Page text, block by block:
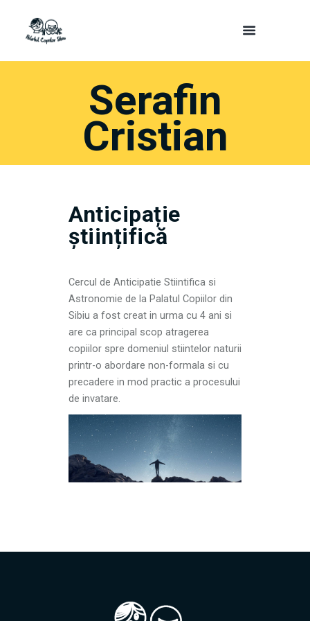
Serafin
Cristian
Anticipație
științifică
Cercul de Anticipatie Stiintifica si
Astronomie de la Palatul Copiilor din
Sibiu a fost creat in urma cu 4 ani si
are ca principal scop atragerea
copiilor spre domeniul stiintelor naturii
printr-o abordare non-formala si cu
precadere in mod practic a procesului
de invatare.